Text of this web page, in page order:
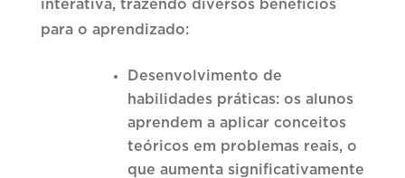
interativa, trazendo diversos benefícios
para o aprendizado:
Desenvolvimento de
habilidades práticas: os alunos
aprendem a aplicar conceitos
teóricos em problemas reais, o
que aumenta significativamente